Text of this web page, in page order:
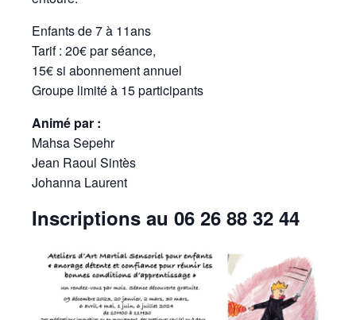
Enfants de 7 à 11ans
Tarif : 20€ par séance,
15€ si abonnement annuel
Groupe limité à 15 participants
Animé par :
Mahsa Sepehr
Jean Raoul Sintès
Johanna Laurent
Inscriptions au 06 26 88 32 44